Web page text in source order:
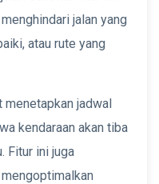
jalan yang
atau rute yang
menetapkan jadwal
kendaraan akan tiba
Fitur ini juga